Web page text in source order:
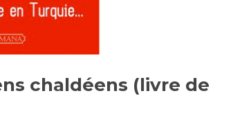
chaldéens (livre de